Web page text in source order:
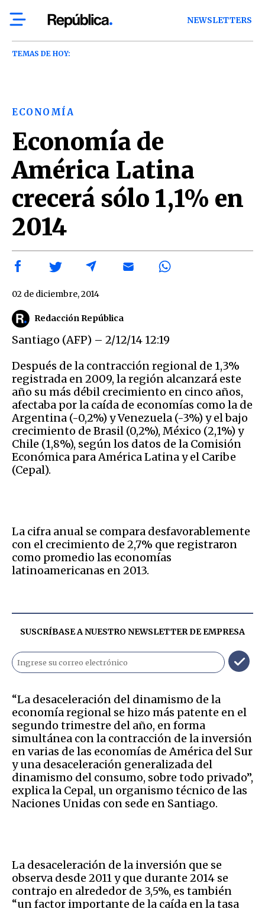
NEWSLETTERS
TEMAS DE HOY:
ECONOMÍA
Economía de
América Latina
crecerá sólo 1,1% en
2014
Redacción República
02 de diciembre, 2014
Santiago (AFP) – 2/12/14 12:19
Después de la contracción regional de 1,3%
registrada en 2009, la región alcanzará este
año su más débil crecimiento en cinco años,
afectaba por la caída de economías como la de
Argentina (-0,2%) y Venezuela (-3%) y el bajo
crecimiento de Brasil (0,2%), México (2,1%) y
Chile (1,8%), según los datos de la Comisión
Económica para América Latina y el Caribe
(Cepal).
La cifra anual se compara desfavorablemente
con el crecimiento de 2,7% que registraron
como promedio las economías
latinoamericanas en 2013.
SUSCRÍBASE A NUESTRO NEWSLETTER DEEMPRESA
“La desaceleración del dinamismo de la
economía regional se hizo más patente en el
segundo trimestre del año, en forma
simultánea con la contracción de la inversión
en varias de las economías de América del Sur
y una desaceleración generalizada del
dinamismo del consumo, sobre todo privado”,
explica la Cepal, un organismo técnico de las
Naciones Unidas con sede en Santiago.
La desaceleración de la inversión que se
observa desde 2011 y que durante 2014 se
contrajo en alrededor de 3,5%, es también
“un factor importante de la caída en la tasa